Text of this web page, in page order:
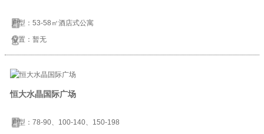
户型：53-58㎡酒店式公寓
位置：暂无
恒大水晶国际广场
户型：78-90、100-140、150-198